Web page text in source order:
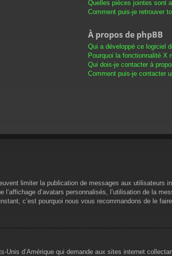
Quelles pièces jointes sont
Comment puis-je retrouver
À propos de phpBB
Qui a développé ce logiciel
Pourquoi la fonctionnalité X
Qui dois-je contacter à
Comment puis-je contacter
limiter la publication de messages aux
d’avatars personnalisés, l’utilisation de la
c’est pourquoi nous vous recommandons de le
Unis d’Amérique qui demande aux sites internet